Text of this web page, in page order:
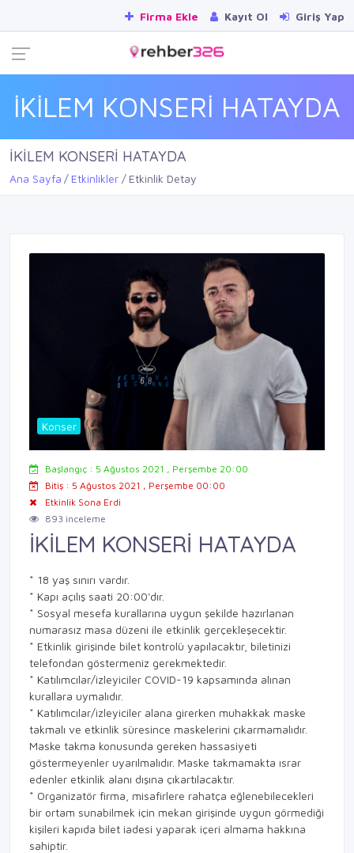
Firma Ekle Kayıt Ol Giriş Yap
İKİLEM KONSERİ HATAYDA
İKİLEM KONSERİ HATAYDA
Ana Sayfa Etkinlikler Etkinlik Detay
Konser
Başlangıç : 5 Ağustos 2021 , Perşembe 20:00
Bitiş : 5 Ağustos 2021 , Perşembe 00:00
Etkinlik Sona Erdi
893 inceleme
İKİLEM KONSERİ HATAYDA
* 18 yaş sınırı vardır.
* Kapı açılış saati 20:00'dır.
* Sosyal mesefa kurallarına uygun şekilde hazırlanan
numarasız masa düzeni ile etkinlik gerçekleşecektir.
* Etkinlik girişinde bilet kontrolü yapılacaktır, biletinizi
telefondan göstermeniz gerekmektedir.
* Katılımcılar/izleyiciler COVID-19 kapsamında alınan
kurallara uymalıdır.
* Katılımcılar/izleyiciler alana girerken muhakkak maske
takmalı ve etkinlik süresince maskelerini çıkarmamalıdır.
Maske takma konusunda gereken hassasiyeti
göstermeyenler uyarılmalıdır. Maske takmamakta ısrar
edenler etkinlik alanı dışına çıkartılacaktır.
* Organizatör firma, misafirlere rahatça eğlenebilecekleri
bir ortam sunabilmek için mekan girişinde uygun görmediği
kişileri kapıda bilet iadesi yaparak içeri almama hakkına
sahiptir.